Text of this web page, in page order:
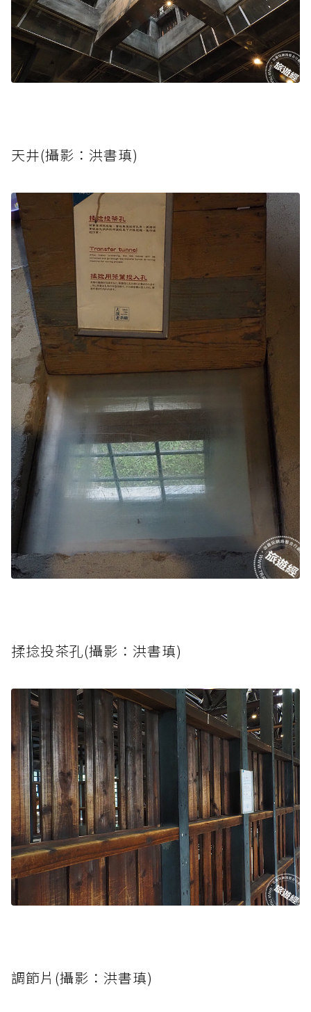
天井(攝影：洪書瑱)
揉捻投茶孔(攝影：洪書瑱)
調節片(攝影：洪書瑱)